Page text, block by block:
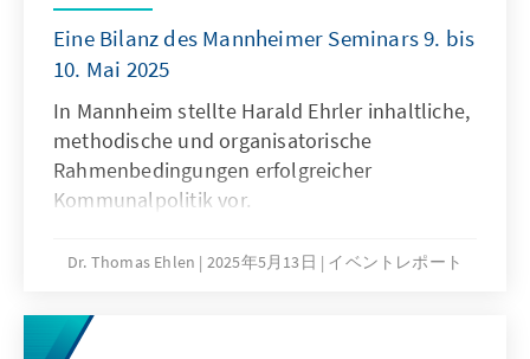
Eine Bilanz des Mannheimer Seminars 9. bis
10. Mai 2025
In Mannheim stellte Harald Ehrler inhaltliche,
methodische und organisatorische
Rahmenbedingungen erfolgreicher
Kommunalpolitik vor.
Dr. Thomas Ehlen 2025年5月13日 イベントレポート